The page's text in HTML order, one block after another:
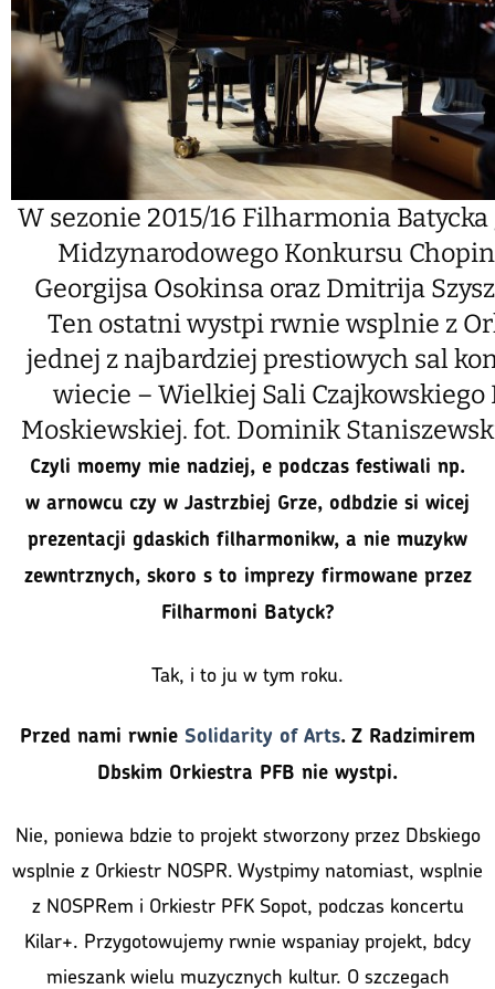
W sezonie 2015/16 Filharmonia
Midzynarodowego Konkursu
Georgijsa Osokinsa oraz Dmitrija
Ten ostatni wystpi rwnie wsplnie z
jednej z najbardziej prestiowych sal
wiecie – Wielkiej Sali
Moskiewskiej. fot. Dominik
Czyli moemy mie nadziej, e podczas festiwali np.
w arnowcu czy w Jastrzbiej Grze, odbdzie si wicej
prezentacji gdaskich filharmonikw, a nie muzykw
zewntrznych, skoro s to imprezy firmowane przez
Filharmoni Batyck?
Tak, i to ju w tym roku.
Przed nami rwnie Solidarity of Arts. Z Radzimirem
Dbskim Orkiestra PFB nie wystpi.
Nie, poniewa bdzie to projekt stworzony przez Dbskiego
wsplnie z Orkiestr NOSPR. Wystpimy natomiast, wsplnie
z NOSPRem i Orkiestr PFK Sopot, podczas koncertu
Kilar+. Przygotowujemy rwnie wspaniay projekt, bdcy
mieszank wielu muzycznych kultur. O szczegach